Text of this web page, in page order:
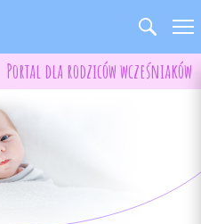
Portal dla rodziców wcześniaków